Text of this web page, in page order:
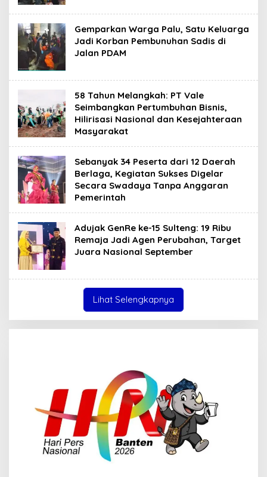
Gemparkan Warga Palu, Satu Keluarga
Jadi Korban Pembunuhan Sadis di
Jalan PDAM
58 Tahun Melangkah: PT Vale
Seimbangkan Pertumbuhan Bisnis,
Hilirisasi Nasional dan Kesejahteraan
Masyarakat
Sebanyak 34 Peserta dari 12 Daerah
Berlaga, Kegiatan Sukses Digelar
Secara Swadaya Tanpa Anggaran
Pemerintah
Adujak GenRe ke-15 Sulteng: 19 Ribu
Remaja Jadi Agen Perubahan, Target
Juara Nasional September
Lihat Selengkapnya